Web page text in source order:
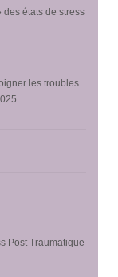
des états de stress
les troubles
Post Traumatique